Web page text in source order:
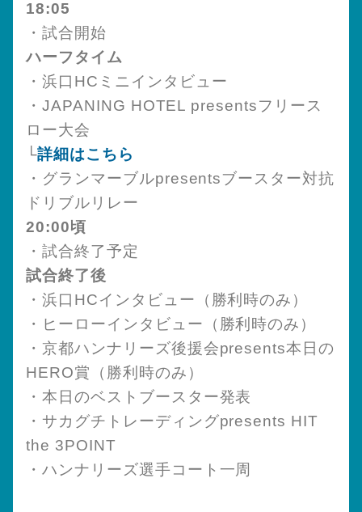
18:05
・試合開始
ハーフタイム
・浜口HCミニインタビュー
・JAPANING HOTEL presentsフリース
ロー大会
└詳細はこちら
・グランマーブルpresentsブースター対抗
ドリブルリレー
20:00頃
・試合終了予定
試合終了後
・浜口HCインタビュー（勝利時のみ）
・ヒーローインタビュー（勝利時のみ）
・京都ハンナリーズ後援会presents本日の
HERO賞（勝利時のみ）
・本日のベストブースター発表
・サカグチトレーディングpresents HIT
the 3POINT
・ハンナリーズ選手コート一周